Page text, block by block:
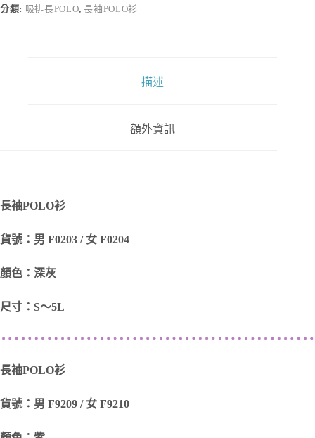
分類: 吸排長POLO,長袖POLO衫
描述
額外資訊
長袖POLO衫
貨號：男 F0203 / 女 F0204
顏色：深灰
尺寸：S～5L
長袖POLO衫
貨號：男 F9209 / 女 F9210